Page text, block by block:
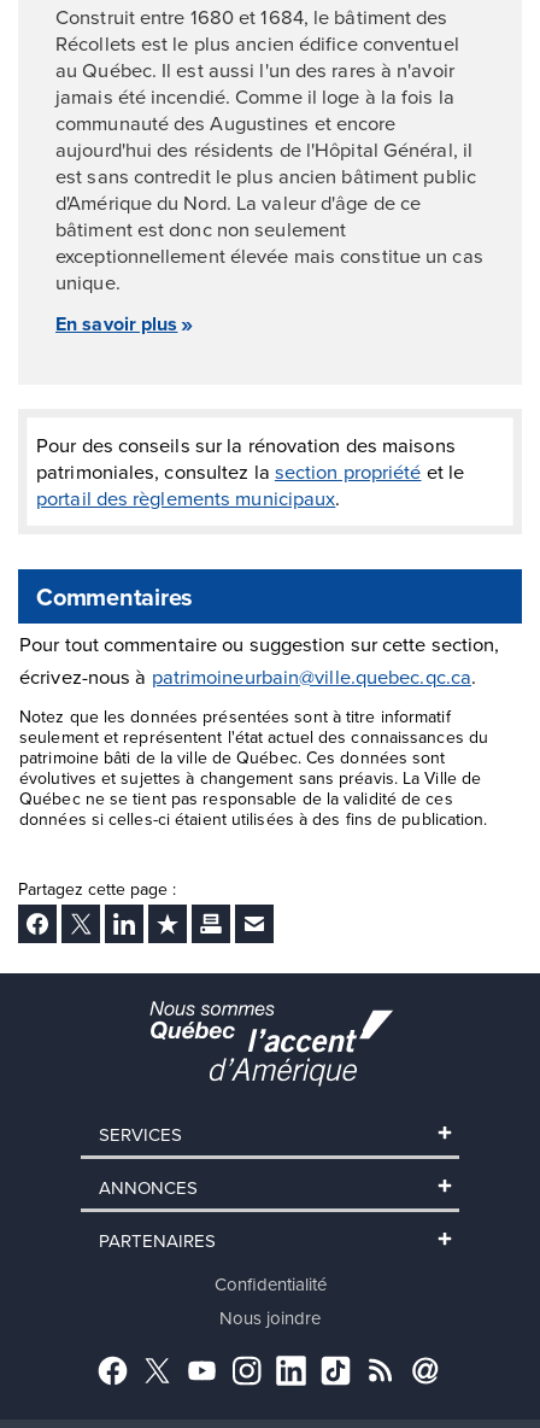
Construit entre 1680 et 1684, le bâtiment des
Récollets est le plus ancien édifice conventuel
au Québec. Il est aussi l'un des rares à n'avoir
jamais été incendié. Comme il loge à la fois la
communauté des Augustines et encore
aujourd'hui des résidents de l'Hôpital Général, il
est sans contredit le plus ancien bâtiment public
d'Amérique du Nord. La valeur d'âge de ce
bâtiment est donc non seulement
exceptionnellement élevée mais constitue un cas
unique.
En savoir plus
Pour des conseils sur la rénovation des maisons
patrimoniales, consultez la section propriété et le
portail des règlements municipaux.
Commentaires
Pour tout commentaire ou suggestion sur cette section,
écrivez-nous à patrimoineurbain@ville.quebec.qc.ca.
Notez que les données présentées sont à titre informatif
seulement et représentent l'état actuel des connaissances du
patrimoine bâti de la ville de Québec. Ces données sont
évolutives et sujettes à changement sans préavis. La Ville de
Québec ne se tient pas responsable de la validité de ces
données si celles-ci étaient utilisées à des fins de publication.
Partagez cette page :
Facebook
Twitter LinkedInAjouter aux favoris
ImprimerEnvoyer Ã un ami
SERVICES
ANNONCES
PARTENAIRES
Confidentialité
Nous joindre
Facebook
TwitterYouTubeInstagram
LinkedInTikTokRSS Abonnement